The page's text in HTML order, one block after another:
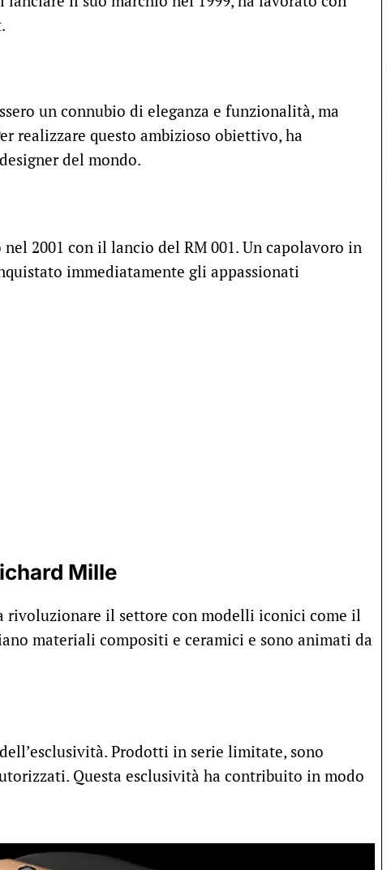
un connubio di eleganza e funzionalità, ma
realizzare questo ambizioso obiettivo, ha
del mondo.
2001 con il lancio del RM 001. Un capolavoro in
immediatamente gli appassionati
Mille
rivoluzionare il settore con modelli iconici come il
materiali compositi e ceramici e sono animati da
Prodotti in serie limitate, sono
Questa esclusività ha contribuito in modo